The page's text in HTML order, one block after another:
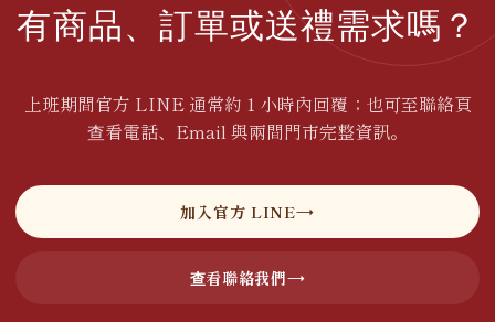
有商品、訂單或送禮需求嗎？
上班期間官方 LINE 通常約 1 小時內回覆；也可至聯絡頁
查看電話、Email 與兩間門市完整資訊。
加入官方 LINE
查看聯絡我們